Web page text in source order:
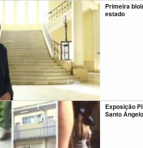
Primeira
estado
Exposição
Santo